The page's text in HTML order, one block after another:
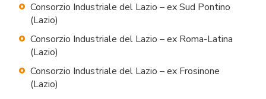
Consorzio Industriale del Lazio – ex Sud Pontino
(Lazio)
Consorzio Industriale del Lazio – ex Roma-Latina
(Lazio)
Consorzio Industriale del Lazio – ex Frosinone
(Lazio)